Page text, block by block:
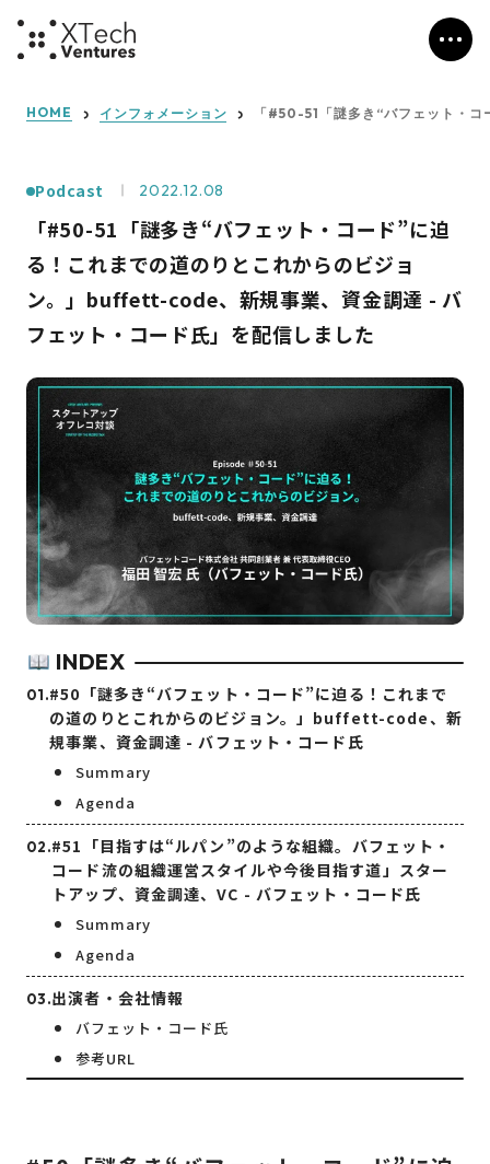
HOME インフォメーション 「#50-51「謎多き“バフェット・
Podcast 2022.12.08
「#50-51「謎多き“バフェット・コード”に迫
る！これまでの道のりとこれからのビジョ
ン。」buffett-code、新規事業、資金調達 - バ
フェット・コード氏」を配信しました
INDEX
#50「謎多き“バフェット・コード”に迫る！これまで
の道のりとこれからのビジョン。」buffett-code、新
規事業、資金調達 - バフェット・コード氏
Summary
Agenda
#51「目指すは“ルパン”のような組織。バフェット・
コード流の組織運営スタイルや今後目指す道」スター
トアップ、資金調達、VC - バフェット・コード氏
Summary
Agenda
出演者・会社情報
バフェット・コード氏
参考URL